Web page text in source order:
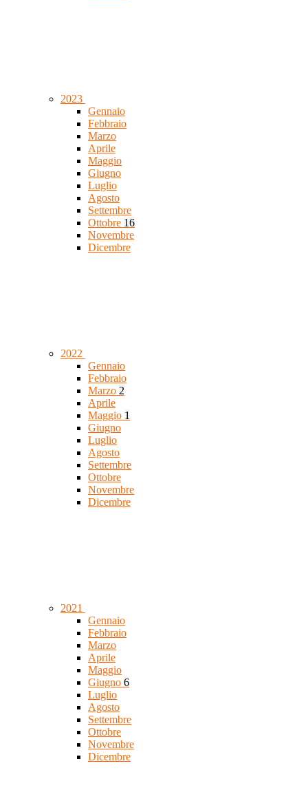
2023
Gennaio
Febbraio
Marzo
Aprile
Maggio
Giugno
Luglio
Agosto
Settembre
Ottobre 16
Novembre
Dicembre
2022
Gennaio
Febbraio
Marzo 2
Aprile
Maggio 1
Giugno
Luglio
Agosto
Settembre
Ottobre
Novembre
Dicembre
2021
Gennaio
Febbraio
Marzo
Aprile
Maggio
Giugno 6
Luglio
Agosto
Settembre
Ottobre
Novembre
Dicembre